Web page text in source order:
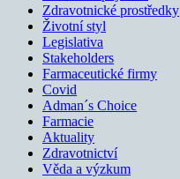
Zdravotnické prostředky
Životní styl
Legislativa
Stakeholders
Farmaceutické firmy
Covid
Adman´s Choice
Farmacie
Aktuality
Zdravotnictví
Věda a výzkum